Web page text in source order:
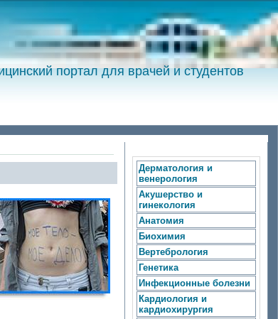
портал для врачей и студентов
Дерматология и
венерология
Акушерство и
гинекология
Анатомия
Биохимия
Вертебрология
Генетика
Инфекционные болезни
Кардиология и
кардиохирургия